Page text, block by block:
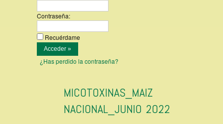
Contraseña:
Recuérdame
¿Has perdido la contraseña?
MICOTOXINAS_MAIZ
NACIONAL_JUNIO 2022